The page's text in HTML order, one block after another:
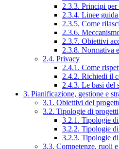
2.3.3. Principi per
2.3.4. Linee
2.3.5. Come
2.3.6.
2.3.7. Obiettivi
2.3.8. Normativa
2.4. Privacy
2.4.1. Come
2.4.2. Richiedi il
2.4.3. Le basi del
3. Pianificazione, gestione e
3.1. Obiettivi del
3.2. Tipologie di progetti
3.2.1. Tipologie
3.2.2. Tipologie
3.2.3. Tipologie
3.3. Competenze, ruoli